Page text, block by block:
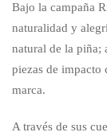
Bajo la campaña
naturalidad y
natural de la piña;
piezas de impacto
marca.
A través de sus